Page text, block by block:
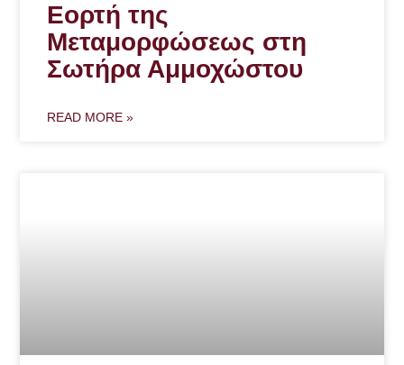
Εορτή της
Μεταμορφώσεως στη
Σωτήρα Αμμοχώστου
READ MORE »